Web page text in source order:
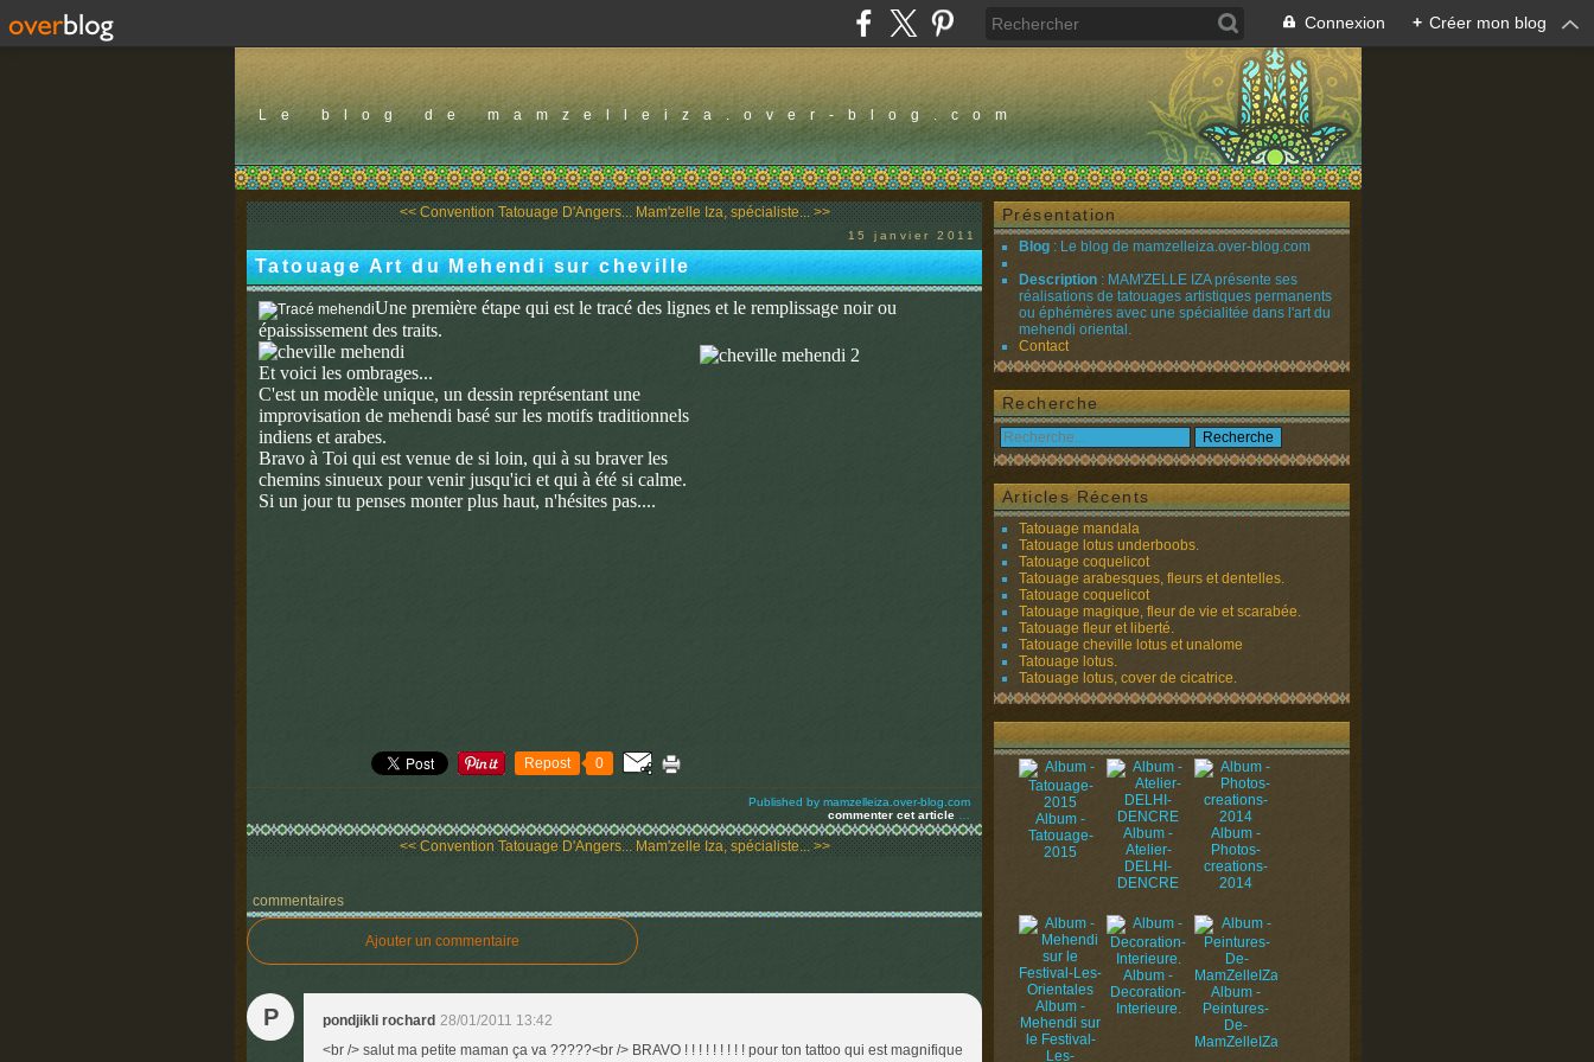
Connexion + Créer mon blog
Le blog de mamzelleiza.over-blog.com
<< Convention Tatouage D'Angers... Mam'zelle Iza, spécialiste... >>
15 janvier 2011
Tatouage Art du Mehendi sur cheville
Une première étape qui est le tracé des lignes et le remplissage noir ou
épaississement des traits.
Et voici les ombrages...
C'est un modèle unique, un dessin représentant une
improvisation de mehendi basé sur les motifs traditionnels
indiens et arabes.
Bravo à Toi qui est venue de si loin, qui à su braver les
chemins sinueux pour venir jusqu'ici et qui à été si calme.
Si un jour tu penses monter plus haut, n'hésites pas....
Repost 0
Published by mamzelleiza.over-blog.com
commenter cet article
<< Convention Tatouage D'Angers... Mam'zelle Iza, spécialiste... >>
commentaires
Ajouter un commentaire
P pondjikli rochard 28/01/2011 13:42
<br /> salut ma petite maman ça va ?????<br /> BRAVO ! ! ! ! ! ! ! ! ! pour ton tattoo qui est magnifique
Présentation
Blog : Le blog de mamzelleiza.over-blog.com
Description : MAM'ZELLE IZA présente ses
réalisations de tatouages artistiques permanents
ou éphémères avec une spécialitée dans l'art du
mehendi oriental.
Contact
Recherche
Articles Récents
Tatouage mandala
Tatouage lotus underboobs.
Tatouage coquelicot
Tatouage arabesques, fleurs et dentelles.
Tatouage coquelicot
Tatouage magique, fleur de vie et scarabée.
Tatouage fleur et liberté.
Tatouage cheville lotus et unalome
Tatouage lotus.
Tatouage lotus, cover de cicatrice.
Album -
Tatouage-
2015
Album -
Atelier-
DELHI-
DENCRE
Album -
Photos-
creations-
2014
Album -
Mehendi sur
le Festival-
Les-
Album -
Decoration-
Interieure.
Album -
Peintures-
De-
MamZelleIZa